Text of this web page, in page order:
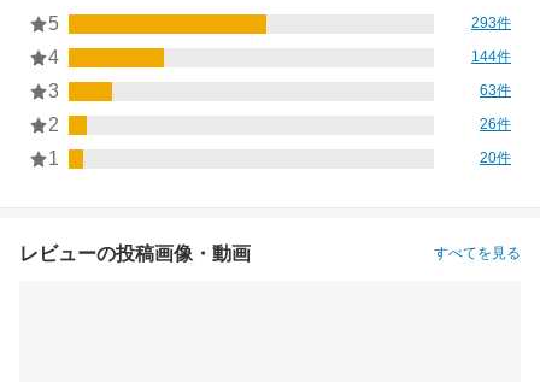
5 293件
4 144件
3 63件
2 26件
1 20件
レビューの投稿画像・動画 すべてを見る